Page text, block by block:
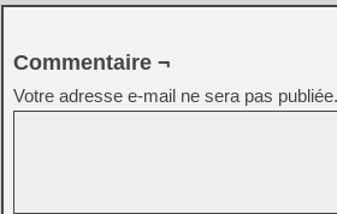
Commentaire ¬
Votre adresse e-mail ne sera pas publiée.